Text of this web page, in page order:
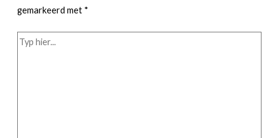
gemarkeerd met *
Typ